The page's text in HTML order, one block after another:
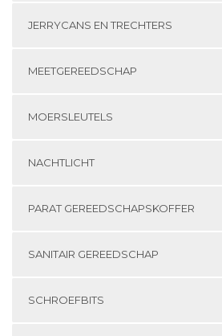
JERRYCANS EN TRECHTERS
MEETGEREEDSCHAP
MOERSLEUTELS
NACHTLICHT
PARAT GEREEDSCHAPSKOFFER
SANITAIR GEREEDSCHAP
SCHROEFBITS